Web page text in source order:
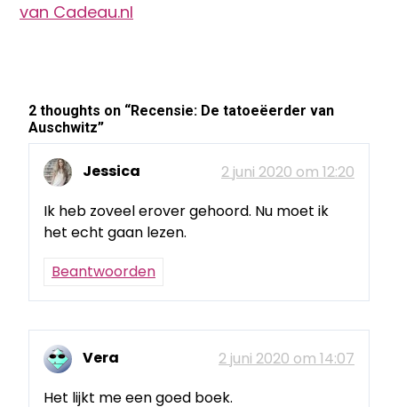
van Cadeau.nl
2 thoughts on “Recensie: De tatoeëerder van
Auschwitz”
Jessica
2 juni 2020 om 12:20
Ik heb zoveel erover gehoord. Nu moet ik
het echt gaan lezen.
Beantwoorden
Vera
2 juni 2020 om 14:07
Het lijkt me een goed boek.